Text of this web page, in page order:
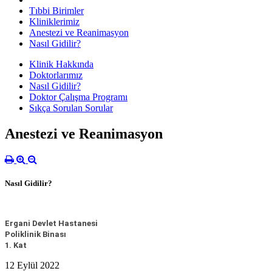
Tıbbi Birimler
Kliniklerimiz
Anestezi ve Reanimasyon
Nasıl Gidilir?
Klinik Hakkında
Doktorlarımız
Nasıl Gidilir?
Doktor Çalışma Programı
Sıkça Sorulan Sorular
Anestezi ve Reanimasyon
Nasıl Gidilir?
Ergani Devlet Hastanesi
Poliklinik Binası
1. Kat
12 Eylül 2022